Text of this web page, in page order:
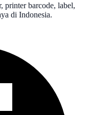
printer barcode, label,
di Indonesia.